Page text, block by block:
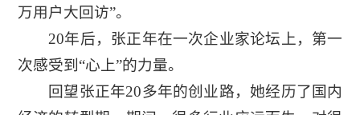
万用户大回访”。
20年后，张正年在一次企业家论坛上，第一
次感受到“心上”的力量。
回望张正年20多年的创业路，她经历了国内